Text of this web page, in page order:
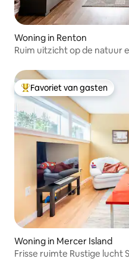
Woning in Renton
Ruim uitzicht op de natuur
Topfavoriet van gasten
Favoriet van gasten
Woning in Mercer Island
Frisse ruimte Rustige lucht